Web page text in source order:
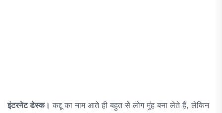
इंटरनेट डेस्क। कद्दू का नाम आते ही बहुत से लोग मुंह बना लेते हैं, लेकिन